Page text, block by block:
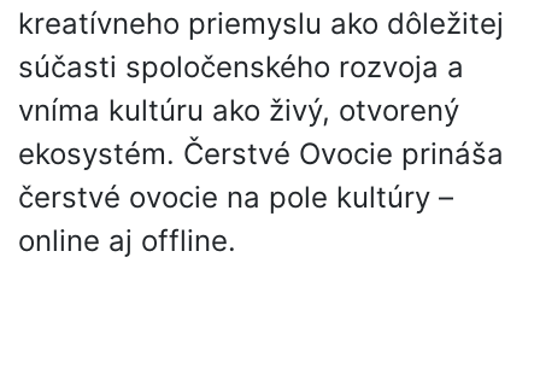
kreatívneho priemyslu ako dôležitej
súčasti spoločenského rozvoja a
vníma kultúru ako živý, otvorený
ekosystém. Čerstvé Ovocie prináša
čerstvé ovocie na pole kultúry –
online aj offline.